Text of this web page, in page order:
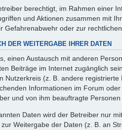
berechtigt, im Rahmen einer
und Aktionen zusammen mit
Gefahrenabwehr oder zur
DER WEITERGABE IHRER DATEN
einen Austausch mit anderen
Beiträge im Internet zugänglich
Nutzerkreis (z. B. andere
Informationen im Forum
und von ihm beauftragte
Daten wird der Betreiber nur
Weitergabe der Daten (z. B. an